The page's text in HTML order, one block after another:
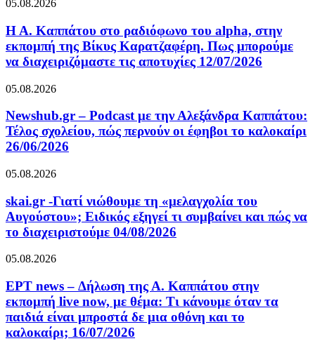
05.08.2026
Η Α. Καππάτου στο ραδιόφωνο του alpha, στην
εκπομπή της Βίκυς Καρατζαφέρη. Πως μπορούμε
να διαχειριζόμαστε τις αποτυχίες 12/07/2026
05.08.2026
Newshub.gr – Podcast με την Αλεξάνδρα Καππάτου:
Τέλος σχολείου, πώς περνούν οι έφηβοι το καλοκαίρι
26/06/2026
05.08.2026
skai.gr -Γιατί νιώθουμε τη «μελαγχολία του
Αυγούστου»; Ειδικός εξηγεί τι συμβαίνει και πώς να
το διαχειριστούμε 04/08/2026
05.08.2026
ΕΡΤ news – Δήλωση της Α. Καππάτου στην
εκπομπή live now, με θέμα: Τι κάνουμε όταν τα
παιδιά είναι μπροστά δε μια οθόνη και το
καλοκαίρι; 16/07/2026